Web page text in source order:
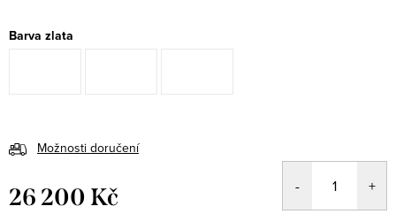
Barva zlata
Možnosti doručení
26 200 Kč